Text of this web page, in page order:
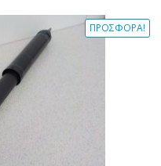
ΠΡΟΣΦΟΡΆ!